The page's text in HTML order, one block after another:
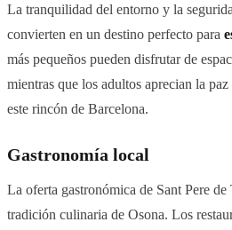
La tranquilidad del entorno y la
convierten en un destino perfecto para
más pequeños pueden disfrutar de
mientras que los adultos aprecian la
este rincón de Barcelona.
Gastronomía local
La oferta gastronómica de Sant Pere
tradición culinaria de Osona. Los